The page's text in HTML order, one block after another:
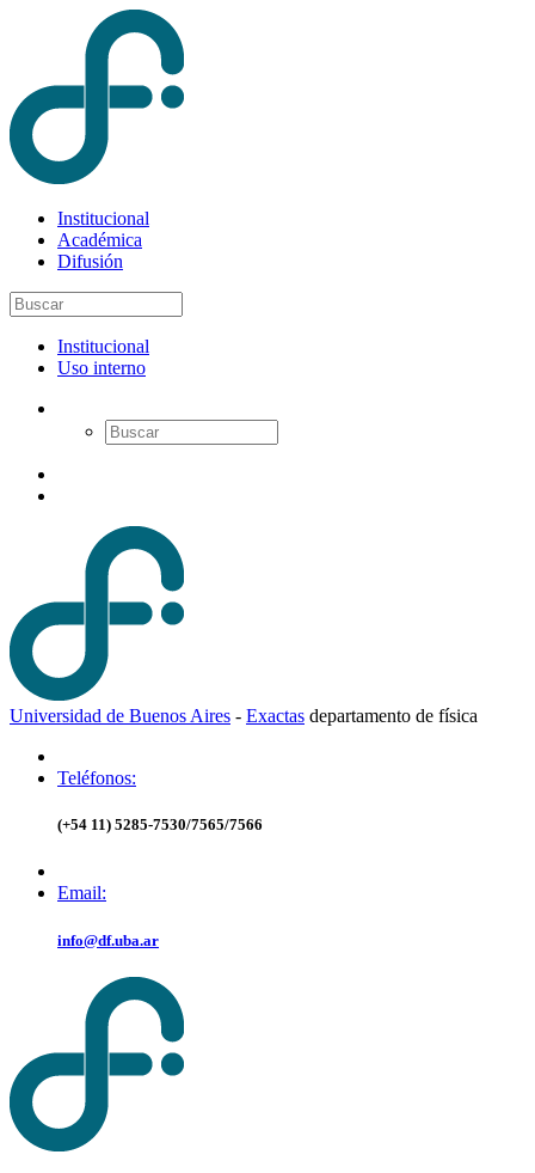
Institucional
Académica
Difusión
Institucional
Uso interno
Universidad de Buenos Aires - Exactas departamento de física
Teléfonos:
(+54 11) 5285-7530/7565/7566
Email:
info@df.uba.ar